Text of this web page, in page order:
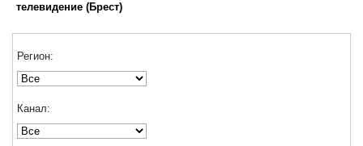
телевидение (Брест)
Регион:
Канал: